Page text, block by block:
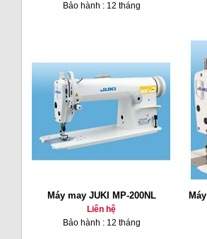
Bảo hành : 12 tháng
Máy may JUKI MP-200NL
Liên hệ
Bảo hành : 12 tháng